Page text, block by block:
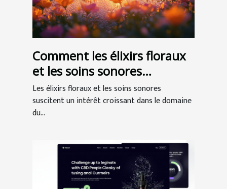
Comment les élixirs floraux
et les soins sonores
favorisent le bien-être ?
Les élixirs floraux et les soins sonores
suscitent un intérêt croissant dans le domaine
du...